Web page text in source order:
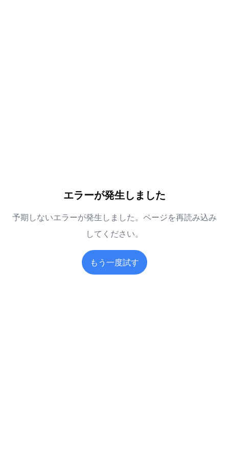
エラーが発生しました
予期しないエラーが発生しました。ページを再読み込み
してください。
もう一度試す